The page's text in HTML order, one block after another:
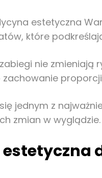
estetyczna
które
nie zmieniają
jednym z
zmian w wyglądzie.